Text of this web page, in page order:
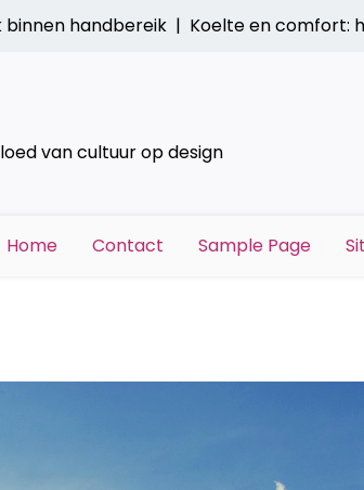
|Koelte en comfort: hoe
van cultuur op design
Home Contact Sample Page